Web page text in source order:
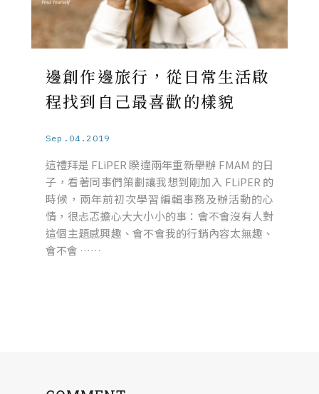
邊創作邊旅行，從日常生活啟
程找到自己最喜歡的樣貌
Sep.04.2019
這禮拜是 FLiPER 睽違兩年重新舉辦 FMAM 的日
子，看著同事們策劃讓我想到剛加入 FLiPER 的
時候，兩年前初次學習編輯事務及辦活動的心
情，很忐忑擔心大大小小的事：會不會沒有人對
這個主題感興趣、會不會我的行銷內容太無趣、
會不會 ……